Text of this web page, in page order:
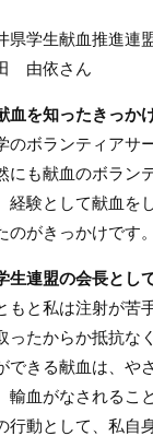
県学生献血推進連
由依さん
血を知ったきっかけ
のボランティアサ
にも献血のボラン
経験として献血を
のがきっかけです。
生連盟の会長として
もと私は注射が苦
ったからか抵抗な
できる献血は、や
輸血がなされるこ
行動として、私自